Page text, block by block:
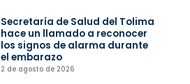
Secretaría de Salud del Tolima
hace un llamado a reconocer
los signos de alarma durante
el embarazo
2 de agosto de 2026